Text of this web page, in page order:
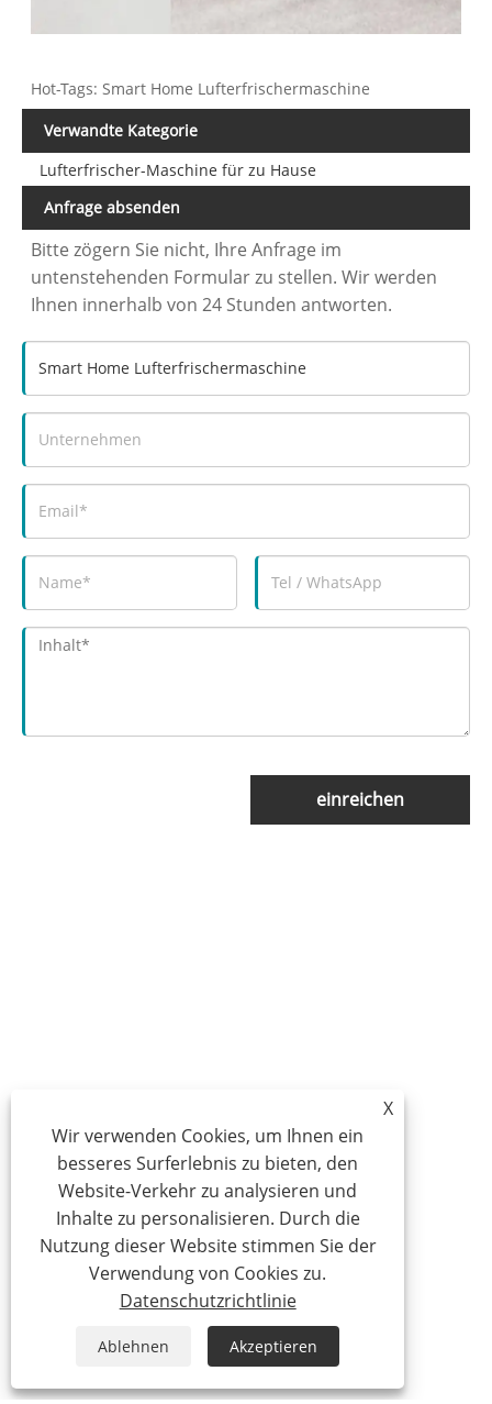
Hot-Tags: Smart Home Lufterfrischermaschine
Verwandte Kategorie
Lufterfrischer-Maschine für zu Hause
Anfrage absenden
Bitte zögern Sie nicht, Ihre Anfrage im
untenstehenden Formular zu stellen. Wir werden
Ihnen innerhalb von 24 Stunden antworten.
einreichen
X
Wir verwenden Cookies, um Ihnen ein
besseres Surferlebnis zu bieten, den
Website-Verkehr zu analysieren und
Inhalte zu personalisieren. Durch die
Nutzung dieser Website stimmen Sie der
Verwendung von Cookies zu.
Datenschutzrichtlinie
Ablehnen Akzeptieren